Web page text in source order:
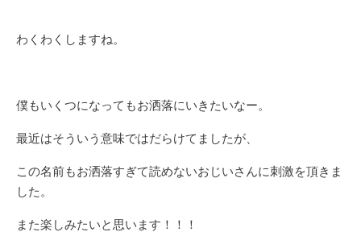
わくわくしますね。
僕もいくつになってもお洒落にいきたいなー。
最近はそういう意味ではだらけてましたが、
この名前もお洒落すぎて読めないおじいさんに刺激を頂きま
した。
また楽しみたいと思います！！！